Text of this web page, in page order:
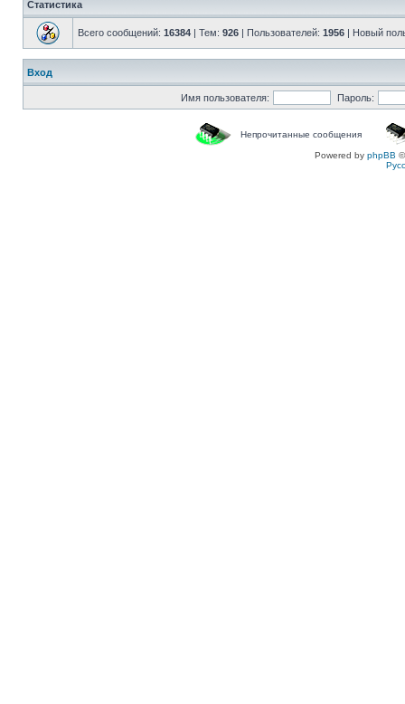
Статистика
Всего сообщений: 16384 | Тем: 926 | Пользователей: 1956 | Новый
Вход
Имя пользователя: Пароль:
Непрочитанные сообщения
Powered by phpBB